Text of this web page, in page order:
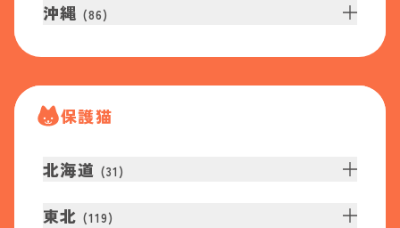
沖縄 (86)
保護猫
北海道 (31 )
東北 (119)